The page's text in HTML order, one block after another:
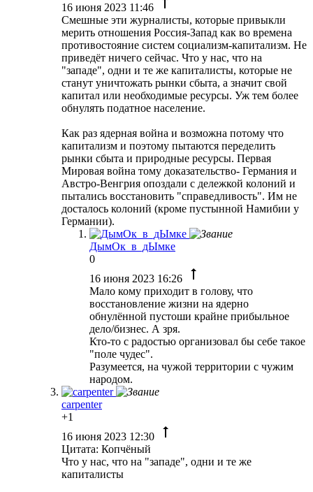
16 июня 2023 11:46
Смешные эти журналисты, которые привыкли
мерить отношения Россия-Запад как во времена
противостояние систем социализм-капитализм. Не
приведёт ничего сейчас. Что у нас, что на
"западе", одни и те же капиталисты, которые не
станут уничтожать рынки сбыта, а значит свой
капитал или необходимые ресурсы. Уж тем более
обнулять податное население.
Как раз ядерная война и возможна потому что
капитализм и поэтому пытаются переделить
рынки сбыта и природные ресурсы. Первая
Мировая война тому доказательство- Германия и
Австро-Венгрия опоздали с дележкой колоний и
пытались восстановить "справедливость". Им не
досталось колоний (кроме пустынной Намибии у
Германии).
ДымОк_в_дЫмке
0
16 июня 2023 16:26
Мало кому приходит в голову, что
восстановление жизни на ядерно
обнулённой пустоши крайне прибыльное
дело/бизнес. А зря.
Кто-то с радостью организовал бы себе такое
"поле чудес".
Разумеется, на чужой территории с чужим
народом.
carpenter
+1
16 июня 2023 12:30
Цитата: Копчёный
Что у нас, что на "западе", одни и те же
капиталисты